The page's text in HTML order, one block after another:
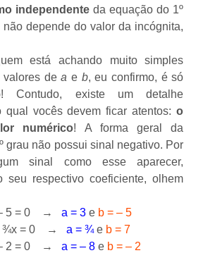
independenteda equação do 1º
não depende do valor da incógnita,
está achando muito simples
valores dea e b, eu confirmo, é só
Contudo, existe um detalhe
qual vocês devem ficar atentos:o
numérico! A forma geral da
grau não possui sinal negativo. Por
sinal como esse aparecer,
seu respectivo coeficiente, olhem
– 5 = 0 →a = 3 e b = – 5
¾x = 0 → a = ¾e b = 7
– 2 = 0 →a = – 8 e b = – 2